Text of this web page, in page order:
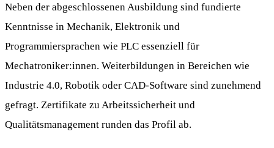
Neben der abgeschlossenen Ausbildung sind fundierte
Kenntnisse in Mechanik, Elektronik und
Programmiersprachen wie PLC essenziell für
Mechatroniker:innen. Weiterbildungen in Bereichen wie
Industrie 4.0, Robotik oder CAD-Software sind zunehmend
gefragt. Zertifikate zu Arbeitssicherheit und
Qualitätsmanagement runden das Profil ab.